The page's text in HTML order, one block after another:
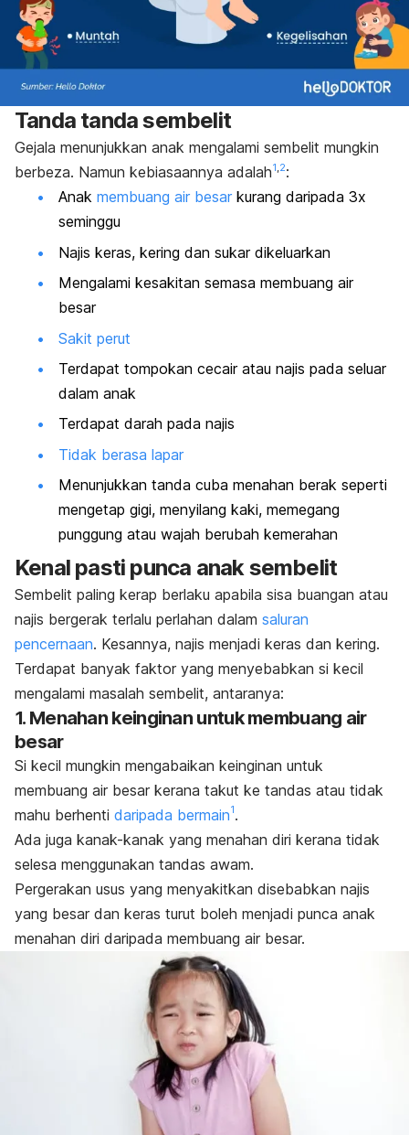
Tanda tanda sembelit
Gejala menunjukkan anak mengalami sembelit mungkin
berbeza. Namun kebiasaannya adalah1 2:
Anak membuang air besar kurang daripada 3x
seminggu
Najis keras, kering dan sukar dikeluarkan
Mengalami kesakitan semasa membuang air
besar
Sakit perut
Terdapat tompokan cecair atau najis pada seluar
dalam anak
Terdapat darah pada najis
Tidak berasa lapar
Menunjukkan tanda cuba menahan berak seperti
mengetap gigi, menyilang kaki, memegang
punggung atau wajah berubah kemerahan
Kenal pasti punca anak sembelit
Sembelit paling kerap berlaku apabila sisa buangan atau
najis bergerak terlalu perlahan dalam saluran
pencernaan. Kesannya, najis menjadi keras dan kering.
Terdapat banyak faktor yang menyebabkan si kecil
mengalami masalah sembelit, antaranya:
1. Menahan keinginan untuk membuang air
besar
Si kecil mungkin mengabaikan keinginan untuk
membuang air besar kerana takut ke tandas atau tidak
mahu berhenti daripada bermain1.
Ada juga kanak-kanak yang menahan diri kerana tidak
selesa menggunakan tandas awam.
Pergerakan usus yang menyakitkan disebabkan najis
yang besar dan keras turut boleh menjadi punca anak
menahan diri daripada membuang air besar.